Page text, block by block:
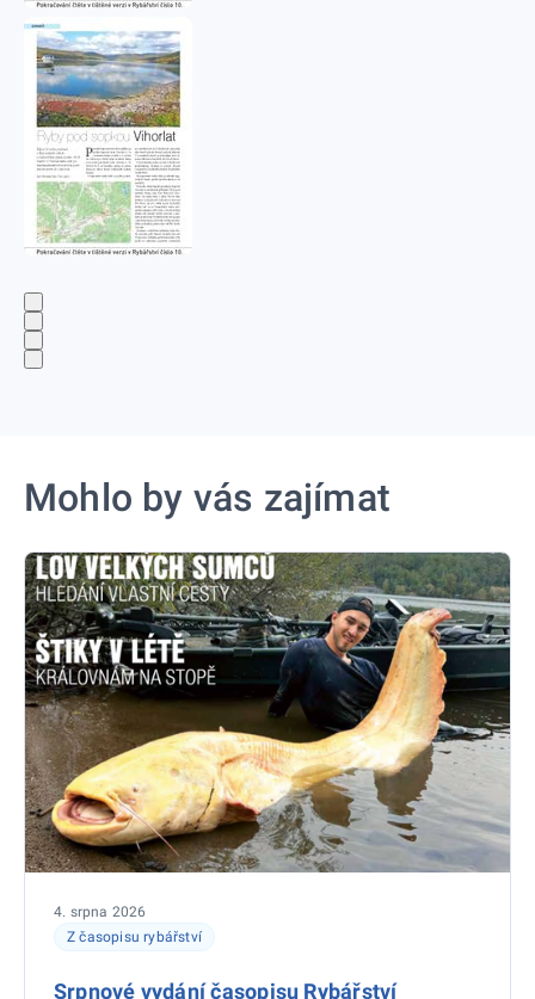
Mohlo by vás zajímat
Z časopisu rybářství
4. srpna 2026
Srpnové vydání časopisu Rybářství